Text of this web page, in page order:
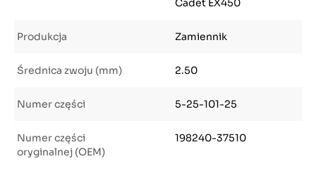
Cadet EX450
Produkcja Zamiennik
Średnica zwoju (mm) 2.50
Numer części 5-25-101-25
Numer części
oryginalnej (OEM)
198240-37510